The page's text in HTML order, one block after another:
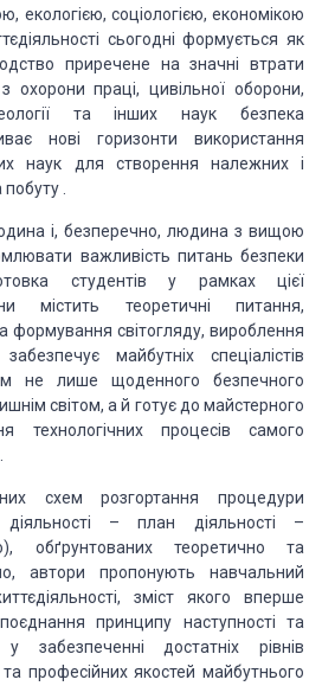
екологією, соціологією, економікою
сьогодні формується як
приречене на значні втрати
охорони праці, цивільної оборони,
та інших наук безпека
нові горизонти використання
наук для створення належних і
.
і, безперечно, людина з вищою
важливість питань безпеки
студентів у рамках цієї
містить теоретичні питання,
формування світогляду, вироблення
майбутніх спеціалістів
не лише щоденного безпечного
світом, а й готує до майстерного
технологічних процесів самого
схем розгортання процедури
– план діяльності –
обґрунтованих теоретично та
автори пропонують навчальний
зміст якого вперше
принципу наступності та
у забезпеченні достатніх рівнів
та професійних якостей майбутнього